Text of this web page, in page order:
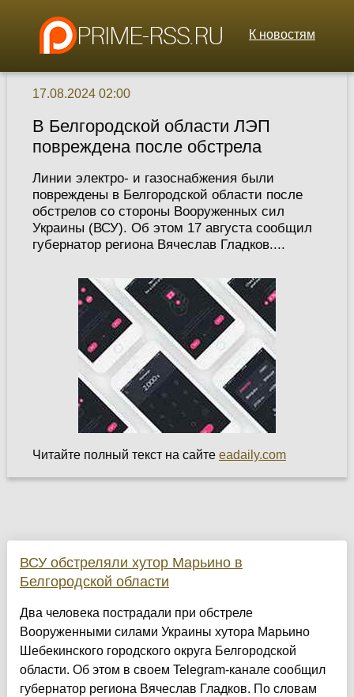
К новостям
17.08.2024 02:00
В Белгородской области ЛЭП
повреждена после обстрела
Линии электро- и газоснабжения были
повреждены в Белгородской области после
обстрелов со стороны Вооруженных сил
Украины (ВСУ). Об этом 17 августа сообщил
губернатор региона Вячеслав Гладков....
Читайте полный текст на сайте eadaily.com
ВСУ обстреляли хутор Марьино в
Белгородской области
Два человека пострадали при обстреле
Вооруженными силами Украины хутора Марьино
Шебекинского городского округа Белгородской
области. Об этом в своем Telegram-канале сообщил
губернатор региона Вячеслав Гладков. По словам